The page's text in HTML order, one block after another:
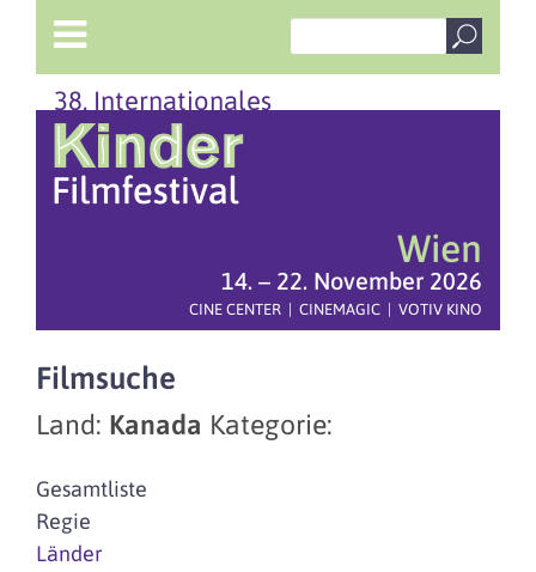
38. Internationales
Wien
14. – 22. November 2026
CINE CENTER | CINEMAGIC | VOTIV KINO
Filmsuche
Land: Kanada Kategorie:
Gesamtliste
Regie
Länder